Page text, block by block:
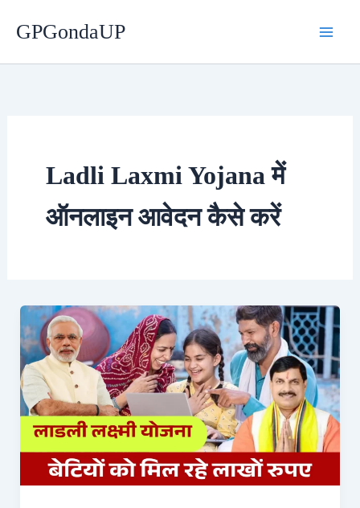
GPGondaUP
Ladli Laxmi Yojana में
ऑनलाइन आवेदन कैसे करें